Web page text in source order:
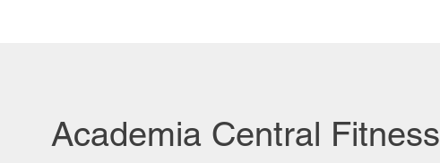
Academia Central Fitness